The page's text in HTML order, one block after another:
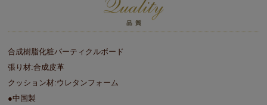
合成樹脂化粧パーティクルボード
張り材:合成皮革
クッション材:ウレタンフォーム
●中国製